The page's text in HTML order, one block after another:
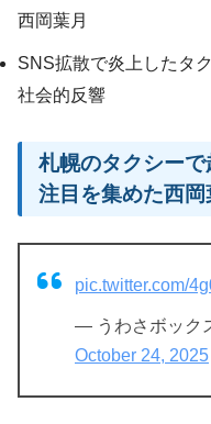
西岡葉月
SNS拡散で炎上したタ
社会的反響
札幌のタクシー
注目を集めた西岡
pic.twitter.com/
— うわさボック
October 24, 2025